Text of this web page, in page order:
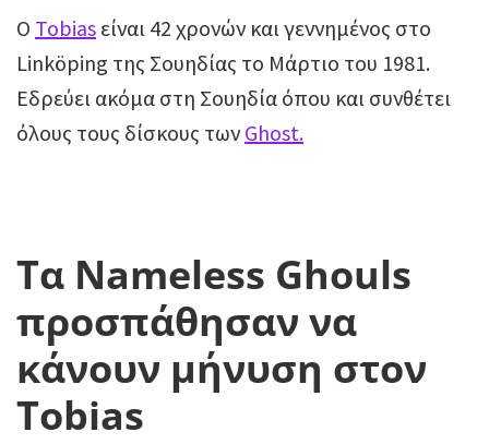
Ο Tobias είναι 42 χρονών και γεννημένος στο
Linköping της Σουηδίας το Mάρτιο του 1981.
Εδρεύει ακόμα στη Σουηδία όπου και συνθέτει
όλους τους δίσκους των Ghost.
Τα Nameless Ghouls
προσπάθησαν να
κάνουν μήνυση στον
Tobias